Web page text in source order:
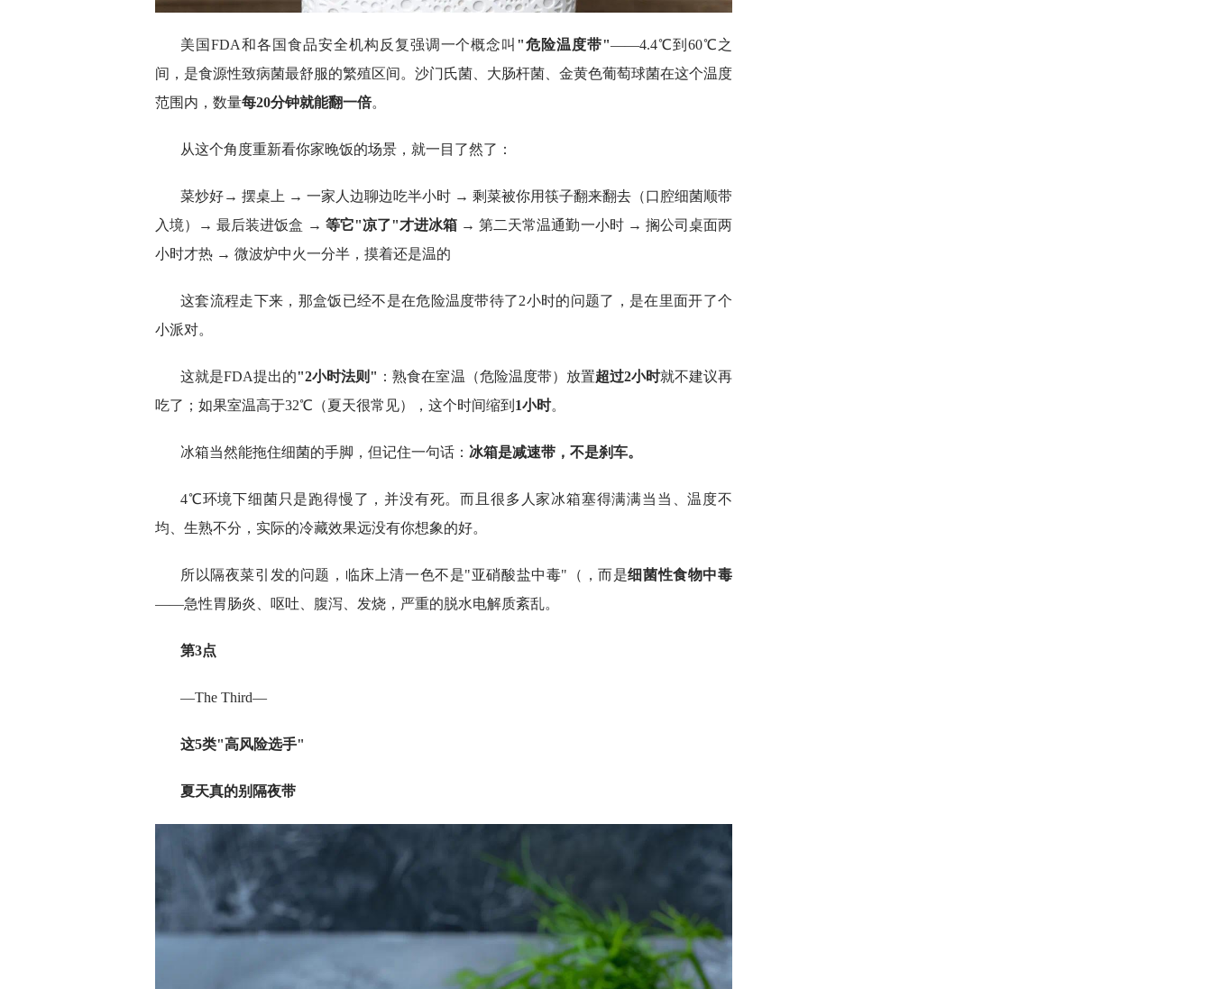
美国FDA和各国食品安全机构反复强调一个概念叫 "危险温度带"——4.4℃到60℃之
间，是食源性致病菌最舒服的繁殖区间。沙门氏菌、大肠杆菌、金黄色葡萄球菌在这个温度
范围内，数量每20分钟就能翻一倍。
从这个角度重新看你家晚饭的场景，就一目了然了：
菜炒好→ 摆桌上 → 一家人边聊边吃半小时 → 剩菜被你用筷子翻来翻去（口腔细菌顺带
入境）→ 最后装进饭盒 → 等它"凉了"才进冰箱 → 第二天常温通勤一小时 → 搁公司桌面两
小时才热 → 微波炉中火一分半，摸着还是温的
这套流程走下来，那盒饭已经不是在危险温度带待了2小时的问题了，是在里面开了个
小派对。
这就是FDA提出的"2小时法则" ：熟食在室温（危险温度带）放置超过2小时就不建议再
吃了；如果室温高于32℃（夏天很常见），这个时间缩到 1小时。
冰箱当然能拖住细菌的手脚，但记住一句话： 冰箱是减速带，不是刹车。
4℃环境下细菌只是跑得慢了，并没有死。而且很多人家冰箱塞得满满当当、温度不
均、生熟不分，实际的冷藏效果远没有你想象的好。
所以隔夜菜引发的问题，临床上清一色不是"亚硝酸盐中毒"（，而是细菌性食物中毒
——急性胃肠炎、呕吐、腹泻、发烧，严重的脱水电解质紊乱。
第3点
—The Third—
这5类"高风险选手"
夏天真的别隔夜带